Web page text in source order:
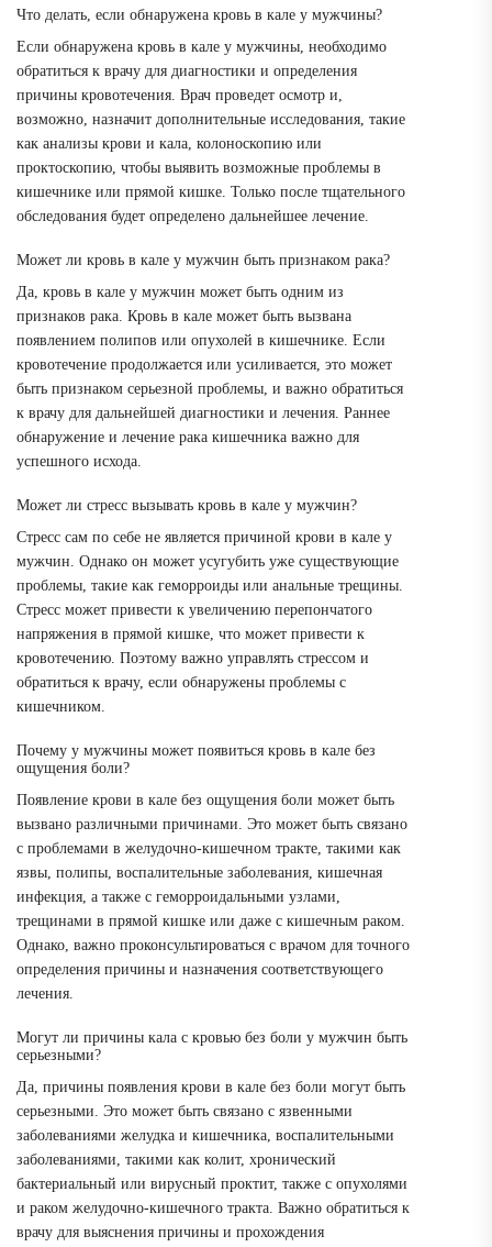
Что делать, если обнаружена кровь в кале у мужчины?
Если обнаружена кровь в кале у мужчины, необходимо
обратиться к врачу для диагностики и определения
причины кровотечения. Врач проведет осмотр и,
возможно, назначит дополнительные исследования, такие
как анализы крови и кала, колоноскопию или
проктоскопию, чтобы выявить возможные проблемы в
кишечнике или прямой кишке. Только после тщательного
обследования будет определено дальнейшее лечение.
Может ли кровь в кале у мужчин быть признаком рака?
Да, кровь в кале у мужчин может быть одним из
признаков рака. Кровь в кале может быть вызвана
появлением полипов или опухолей в кишечнике. Если
кровотечение продолжается или усиливается, это может
быть признаком серьезной проблемы, и важно обратиться
к врачу для дальнейшей диагностики и лечения. Раннее
обнаружение и лечение рака кишечника важно для
успешного исхода.
Может ли стресс вызывать кровь в кале у мужчин?
Стресс сам по себе не является причиной крови в кале у
мужчин. Однако он может усугубить уже существующие
проблемы, такие как геморроиды или анальные трещины.
Стресс может привести к увеличению перепончатого
напряжения в прямой кишке, что может привести к
кровотечению. Поэтому важно управлять стрессом и
обратиться к врачу, если обнаружены проблемы с
кишечником.
Почему у мужчины может появиться кровь в кале без
ощущения боли?
Появление крови в кале без ощущения боли может быть
вызвано различными причинами. Это может быть связано
с проблемами в желудочно-кишечном тракте, такими как
язвы, полипы, воспалительные заболевания, кишечная
инфекция, а также с геморроидальными узлами,
трещинами в прямой кишке или даже с кишечным раком.
Однако, важно проконсультироваться с врачом для точного
определения причины и назначения соответствующего
лечения.
Могут ли причины кала с кровью без боли у мужчин быть
серьезными?
Да, причины появления крови в кале без боли могут быть
серьезными. Это может быть связано с язвенными
заболеваниями желудка и кишечника, воспалительными
заболеваниями, такими как колит, хронический
бактериальный или вирусный проктит, также с опухолями
и раком желудочно-кишечного тракта. Важно обратиться к
врачу для выяснения причины и прохождения